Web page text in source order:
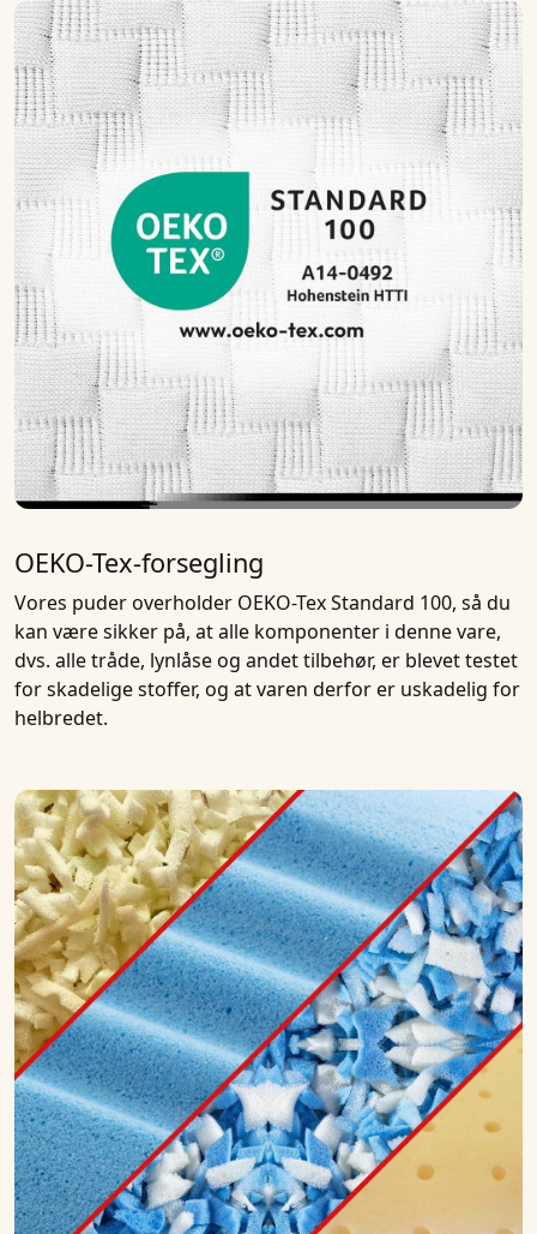
OEKO-Tex-forsegling
Vores puder overholder OEKO-Tex Standard 100, så du
kan være sikker på, at alle komponenter i denne vare,
dvs. alle tråde, lynlåse og andet tilbehør, er blevet testet
for skadelige stoffer, og at varen derfor er uskadelig for
helbredet.